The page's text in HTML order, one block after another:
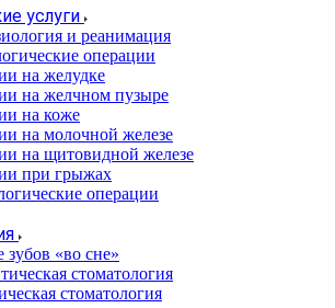
услуги
и реанимация
операции
на желудке
на желчном пузыре
на коже
на молочной железе
на щитовидной железе
при грыжах
операции
зубов «во сне»
стоматология
стоматология